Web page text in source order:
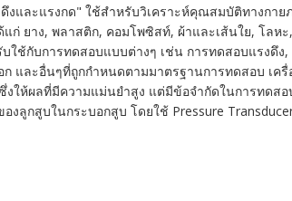
ดึงและแรงกด" ใช้สำหรับวิเคราะห์คุณสมบัติทางก
ยาง, พลาสติก, คอมโพซิสท์, ผ้าและเส้นใย, โลห
กับการทดสอบแบบต่างๆ เช่น การทดสอบแรงดึง
และอื่นๆที่ถูกกำหนดตามมาตรฐานการทดสอบ เครื่
งให้ผลที่มีความแม่นยำสูง แต่มีข้อจำกัดในการทดส
ลูกสูบในกระบอกสูบ โดยใช้ Pressure